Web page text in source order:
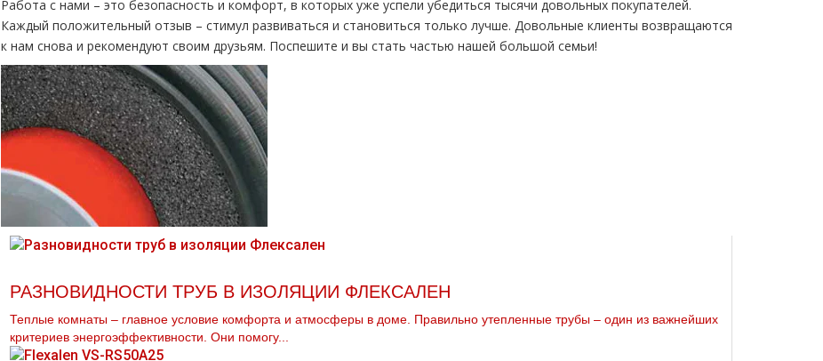
Работа с нами – это безопасность и комфорт, в которых уже успели убедиться тысячи довольных покупателей.
Каждый положительный отзыв – стимул развиваться и становиться только лучше. Довольные клиенты возвращаются
к нам снова и рекомендуют своим друзьям. Поспешите и вы стать частью нашей большой семьи!
РАЗНОВИДНОСТИ ТРУБ В ИЗОЛЯЦИИ ФЛЕКСАЛЕН
Теплые комнаты – главное условие комфорта и атмосферы в доме. Правильно утепленные трубы – один из важнейших
критериев энергоэффективности. Они помогу...